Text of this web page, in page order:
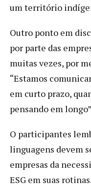
um território
Outro ponto em
por parte das
muitas vezes, por
“Estamos
em curto prazo,
pensando em
O participantes
linguagens devem
empresas da
ESG em suas